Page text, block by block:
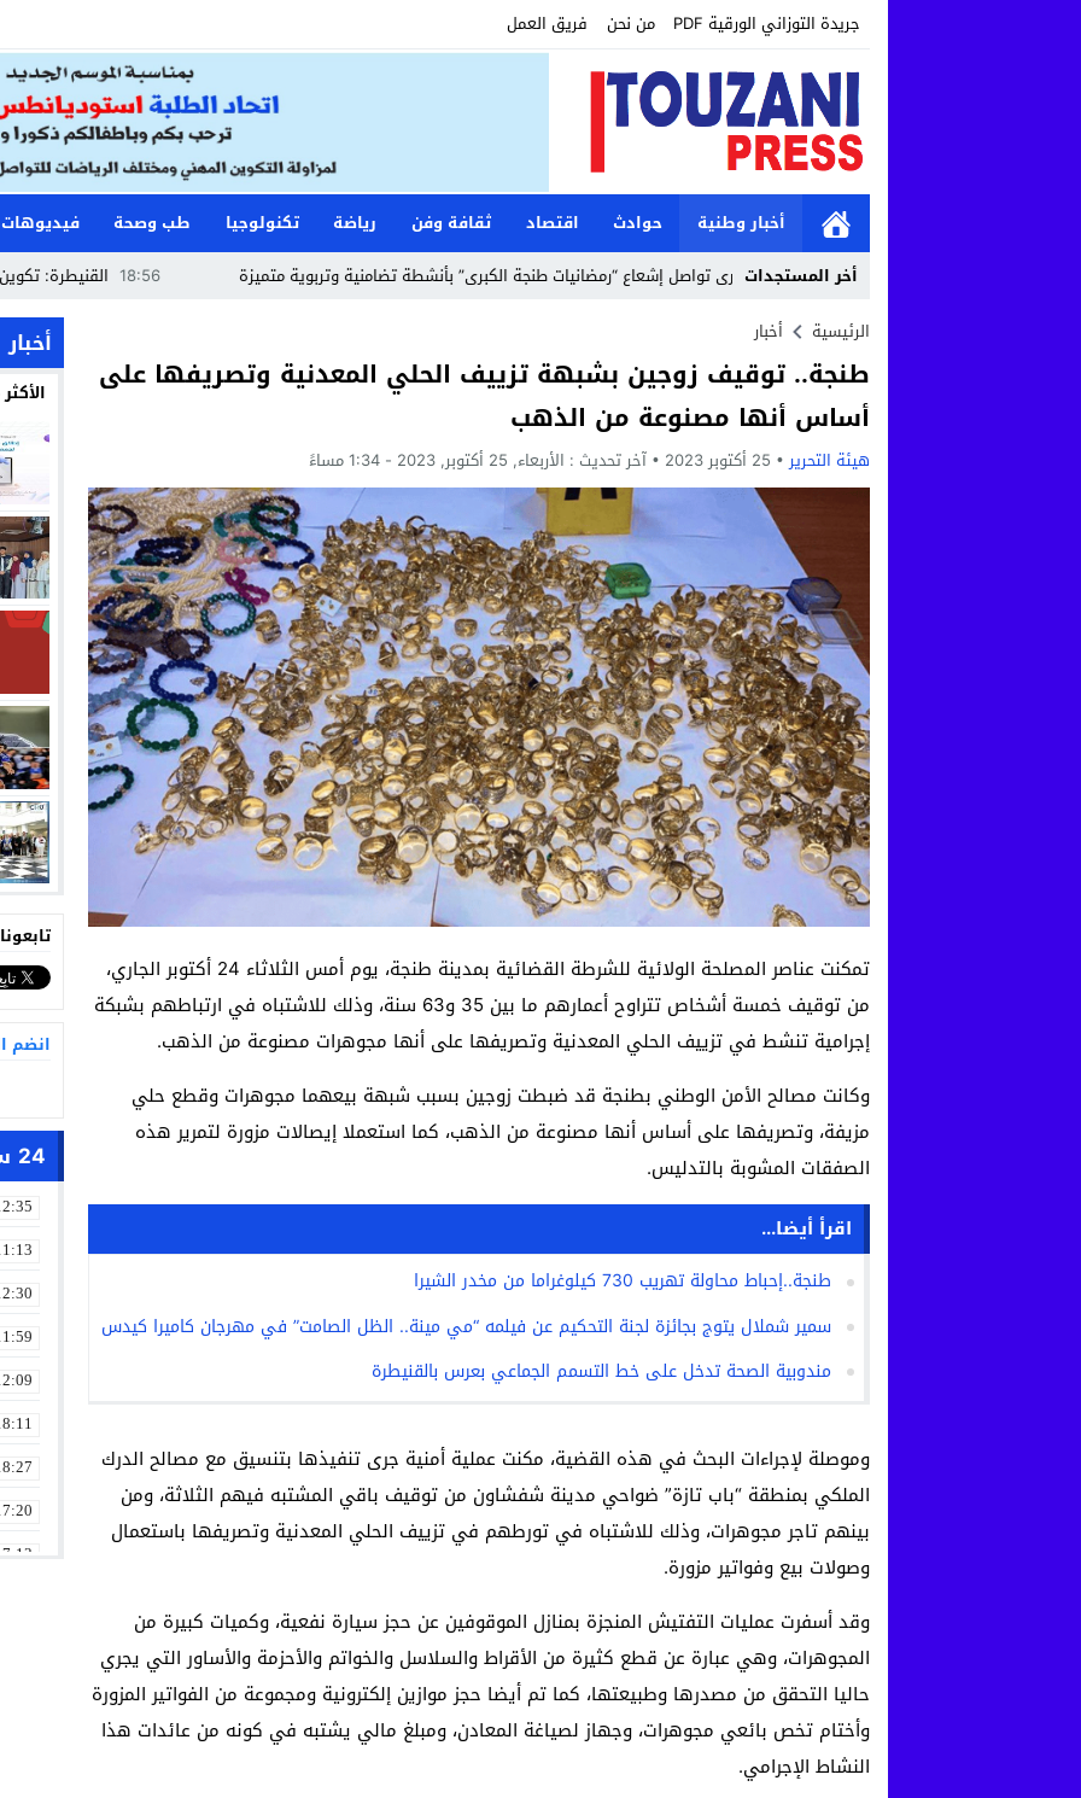
جريدة التوزاني الورقية PDF من نحن فريق العمل
أخبار وطنية حوادث اقتصاد ثقافة وفن رياضة تكنولوجيا طب وصحة فيديوهات
أخر المستجدات
18:56 القنيطرة: تكوين حراس
مؤسسة طنجة الكبرى تواصل إشعاع “رمضانيات طنجة الكبرى” بأنشطة تضامنية وتربوية متميزة
الرئيسية
أخبار
طنجة.. توقيف زوجين بشبهة تزييف الحلي المعدنية وتصريفها على
أساس أنها مصنوعة من الذهب
هيئة التحرير 25 أكتوبر 2023 آخر تحديث : الأربعاء, 25 أكتوبر, 2023 - 1:34 مساءً
تمكنت عناصر المصلحة الولائية للشرطة القضائية بمدينة طنجة، يوم أمس الثلاثاء 24 أكتوبر الجاري،
من توقيف خمسة أشخاص تتراوح أعمارهم ما بين 35 و63 سنة، وذلك للاشتباه في ارتباطهم بشبكة
إجرامية تنشط في تزييف الحلي المعدنية وتصريفها على أنها مجوهرات مصنوعة من الذهب.
وكانت مصالح الأمن الوطني بطنجة قد ضبطت زوجين بسبب شبهة بيعهما مجوهرات وقطع حلي
مزيفة، وتصريفها على أساس أنها مصنوعة من الذهب، كما استعملا إيصالات مزورة لتمرير هذه
الصفقات المشوبة بالتدليس.
اقرأ أيضا...
طنجة..إحباط محاولة تهريب 730 كيلوغراما من مخدر الشيرا
سمير شملال يتوج بجائزة لجنة التحكيم عن فيلمه “مي مينة.. الظل الصامت” في مهرجان كاميرا كيدس
مندوبية الصحة تدخل على خط التسمم الجماعي بعرس بالقنيطرة
وموصلة لإجراءات البحث في هذه القضية، مكنت عملية أمنية جرى تنفيذها بتنسيق مع مصالح الدرك
الملكي بمنطقة “باب تازة” ضواحي مدينة شفشاون من توقيف باقي المشتبه فيهم الثلاثة، ومن
بينهم تاجر مجوهرات، وذلك للاشتباه في تورطهم في تزييف الحلي المعدنية وتصريفها باستعمال
وصولات بيع وفواتير مزورة.
وقد أسفرت عمليات التفتيش المنجزة بمنازل الموقوفين عن حجز سيارة نفعية، وكميات كبيرة من
المجوهرات، وهي عبارة عن قطع كثيرة من الأقراط والسلاسل والخواتم والأحزمة والأساور التي يجري
حاليا التحقق من مصدرها وطبيعتها، كما تم أيضا حجز موازين إلكترونية ومجموعة من الفواتير المزورة
وأختام تخص بائعي مجوهرات، وجهاز لصياغة المعادن، ومبلغ مالي يشتبه في كونه من عائدات هذا
النشاط الإجرامي.
أخبار
انضم
24 ساعة